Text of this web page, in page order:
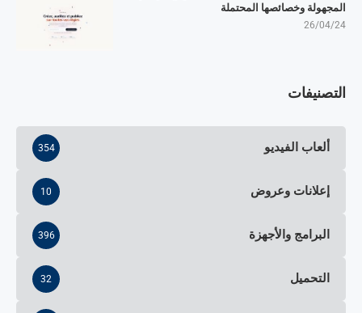
المجهولة وخصائصها المحتملة
26/04/24
التصنيفات
ألعاب الفيديو 354
إعلانات وعروض 10
البرامج والأجهزة 396
التحميل 32